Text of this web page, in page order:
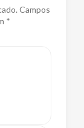
Campos
*